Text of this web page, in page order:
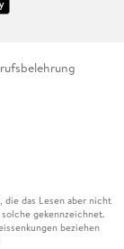
das Lesen aber nicht
gekennzeichnet.
beziehen